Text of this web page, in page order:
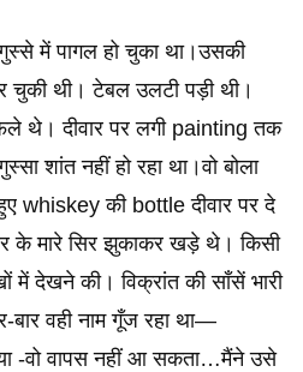
में पागल हो चुका था।उसकी
चुकी थी। टेबल उलटी पड़ी थी।
थे। दीवार पर लगी painting तक
शांत नहीं हो रहा था।वो बोला
whiskey की bottle दीवार पर दे
के मारे सिर झुकाकर खड़े थे। किसी
में देखने की। विक्रांत की साँसें भारी
बार वही नाम गूँज रहा था—
-वो वापस नहीं आ सकता…मैंने उसे